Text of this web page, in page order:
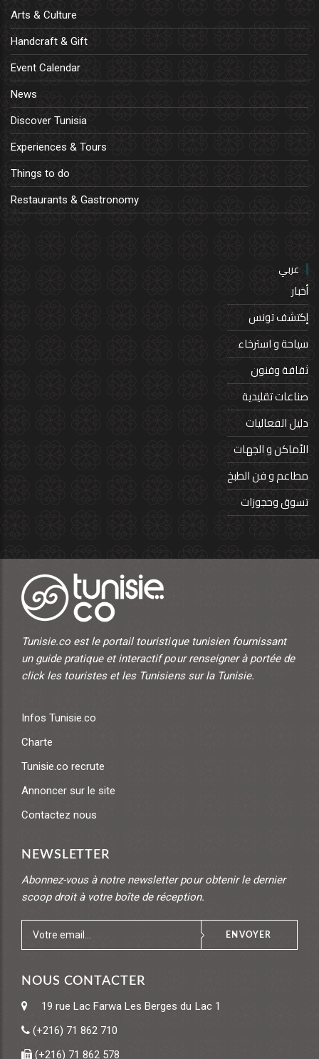
Arts & Culture
Handcraft & Gift
Event Calendar
News
Discover Tunisia
Experiences & Tours
Things to do
Restaurants & Gastronomy
عربي
أخبار
إكتشف تونس
سياحة و استرخاء
ثقافة وفنون
صناعات تقليدية
دليل الفعاليات
الأماكن و الجهات
مطاعم و فن الطبخ
تسوق وحجوزات
Tunisie.co est le portail touristique tunisien fournissant
un guide pratique et interactif pour renseigner à portée de
click les touristes et les Tunisiens sur la Tunisie.
Infos Tunisie.co
Charte
Tunisie.co recrute
Annoncer sur le site
Contactez nous
NEWSLETTER
Abonnez-vous à notre newsletter pour obtenir le dernier
scoop droit à votre boîte de réception.
ENVOYER
NOUS CONTACTER
19 rue Lac Farwa Les Berges du Lac 1
(+216) 71 862 710
(+216) 71 862 578